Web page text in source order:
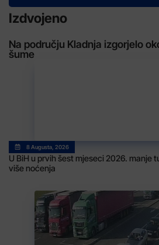
Izdvojeno
Na području Kladnja izgorjelo
šume
8 Augusta, 2026
U BiH u prvih šest mjeseci 2026. manje
više noćenja